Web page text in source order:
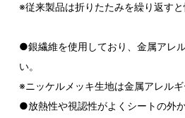
※従来製品は折りたたみを繰り返すと
●銀繊維を使用しており、金属アレ
い。
※ニッケルメッキ生地は金属アレルギ
●放熱性や視認性がよくシートの外